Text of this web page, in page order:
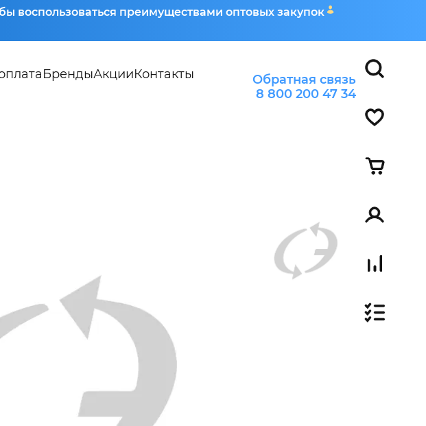
воспользоваться преимуществами оптовых закупок
БрендыАкцииКонтакты
Обратная связь
8 800 200 47 34